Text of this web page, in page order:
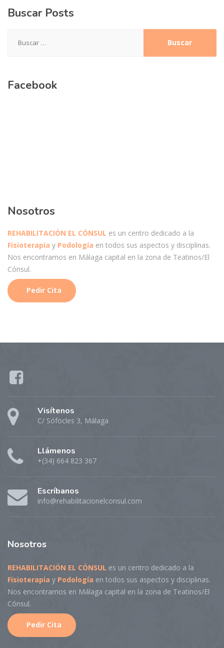
Buscar Posts
Facebook
Nosotros
REHABILITACIÓN EL CÓNSUL es un centro dedicado a la
Fisioterapia y Podología en todos sus aspectos y disciplinas.
Nos encontramos en Málaga capital en la zona de Teatinos/El
Cónsul.
Pedir Cita
Visítenos
C/ Sófocles 3, Málaga
Llámenos
+(34) 664 823 367
Escríbanos
info@rehabilitacionelconsul.com
Nosotros
REHABILITACIÓN EL CÓNSUL es un centro dedicado a la
Fisioterapia y Podología en todos sus aspectos y disciplinas.
Nos encontramos en Málaga capital en la zona de Teatinos/El
Cónsul.
Pedir Cita